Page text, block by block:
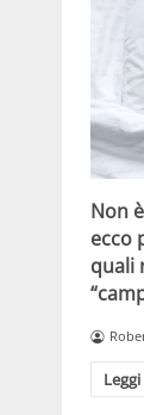
Non
ecco
quali